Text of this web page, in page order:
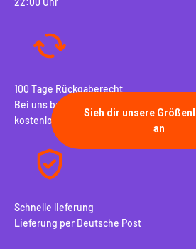
100 Tage Rückgaberecht
Bei uns bekommst du 100 Tage
kostenlosem Umtausch
Schnelle lieferung
Lieferung per Deutsche Post